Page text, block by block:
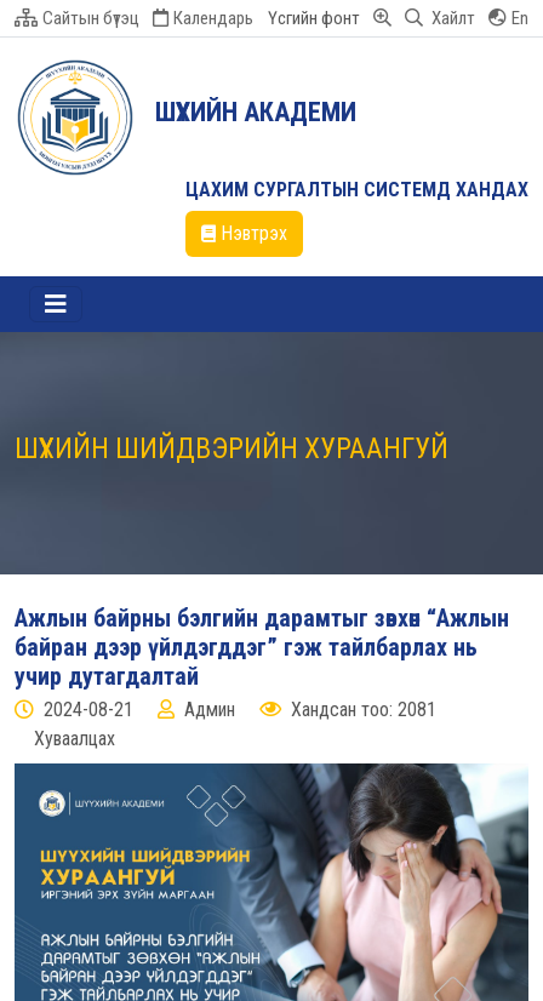
Сайтын бүтэц Календарь Үсгийн фонт Хайлт En
ШҮҮХИЙН АКАДЕМИ
ЦАХИМ СУРГАЛТЫН СИСТЕМД ХАНДАХ
Нэвтрэх
ШҮҮХИЙН ШИЙДВЭРИЙН ХУРААНГУЙ
Ажлын байрны бэлгийн дарамтыг зөвхөн “Ажлын
байран дээр үйлдэгддэг” гэж тайлбарлах нь
учир дутагдалтай
2024-08-21 Админ
Хандсан тоо: 2081
Хуваалцах